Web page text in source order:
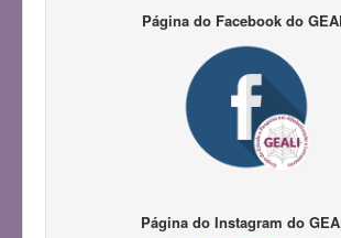
III Congresso do GEALI
Página do Facebook do
Página do Instagram do